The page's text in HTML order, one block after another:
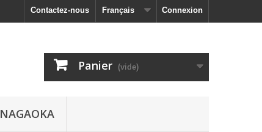
Connexion
Français
Contactez-nous
Panier (vide)
NAGAOKA